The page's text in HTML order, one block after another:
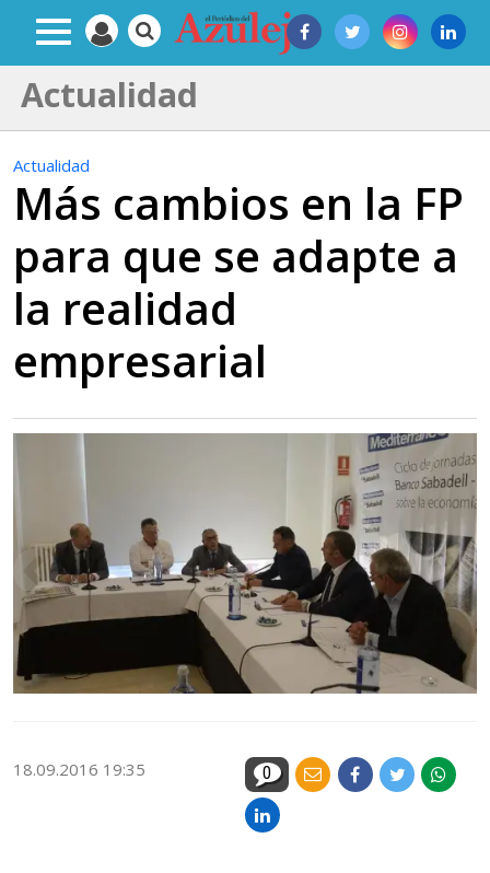
Actualidad
Actualidad
Más cambios en la FP
para que se adapte a
la realidad
empresarial
18.09.2016 19:35 0